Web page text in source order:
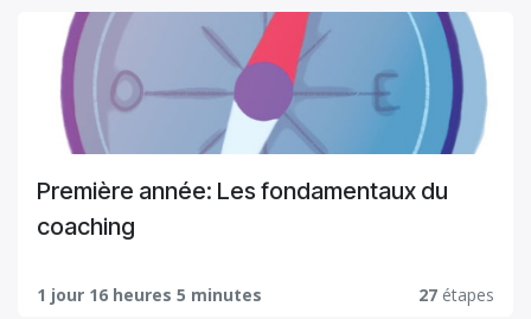
Première année: Les fondamentaux du
coaching
1 jour 16 heures 5 minutes 27 étapes